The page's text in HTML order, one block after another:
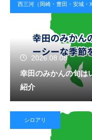
西三河（岡崎・豊田・安城・
2026.08.08
幸田のみかんの旬は
紹介
シロアリ